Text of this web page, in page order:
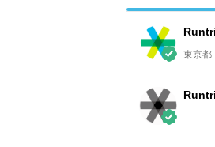
東京都